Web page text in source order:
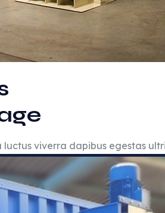
viverra dapibus egestas